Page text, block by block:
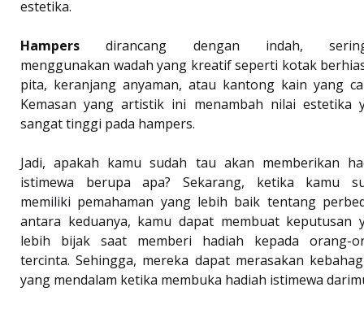
estetika.
Hampers dirancang dengan indah,
menggunakan wadah yang kreatif seperti kotak
pita, keranjang anyaman, atau kantong kain yang
Kemasan yang artistik ini menambah nilai estetika
sangat tinggi pada hampers.
Jadi, apakah kamu sudah tau akan memberikan
istimewa berupa apa? Sekarang, ketika kamu
memiliki pemahaman yang lebih baik tentang
antara keduanya, kamu dapat membuat keputusan
lebih bijak saat memberi hadiah kepada orang-
tercinta. Sehingga, mereka dapat merasakan
yang mendalam ketika membuka hadiah istimewa